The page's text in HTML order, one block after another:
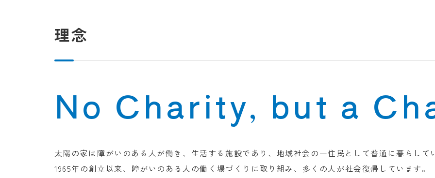
理念
No Charity, but a
太陽の家は障がいのある人が働き、生活する施設であり、地域社会の一住民として普通に暮らして
1965年の創立以来、障がいのある人の働く場づくりに取り組み、多くの人が社会復帰しています。